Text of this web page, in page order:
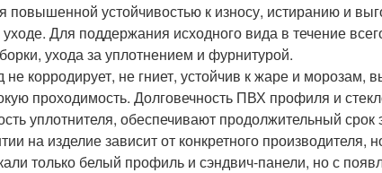
повышенной устойчивостью к износу, истиранию и
Для поддержания исходного вида в течение
ухода за уплотнением и фурнитурой.
корродирует, не гниет, устойчив к жаре и морозам,
проходимость. Долговечность ПВХ профиля и
уплотнителя, обеспечивают продолжительный срок
на изделие зависит от конкретного производителя,
только белый профиль и сэндвич-панели, но с